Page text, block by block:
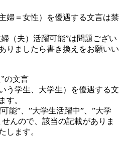
婦＝女性）を優遇する文言は禁
（夫）活躍可能”は問題ござい
りましたら書き換えをお願いい
の文言
う学生、大学生）を優遇する文
す。
能”、”大学生活躍中”、”大学
んので、該当の記載がありま
します。